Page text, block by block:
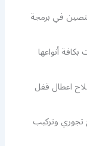
في برمجة
أنواعها
اعطال قفل
تجوري وتركيب